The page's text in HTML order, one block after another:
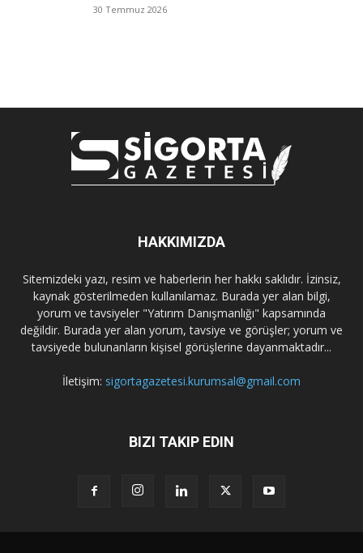
30 Temmuz 2026
HAKKIMIZDA
Sitemizdeki yazı, resim ve haberlerin her hakkı saklıdır. İzinsiz,
kaynak gösterilmeden kullanılamaz. Burada yer alan bilgi,
yorum ve tavsiyeler "Yatırım Danışmanlığı" kapsamında
değildir. Burada yer alan yorum, tavsiye ve görüşler; yorum ve
tavsiyede bulunanların kişisel görüşlerine dayanmaktadır...
İletişim: sigortagazetesi.kurumsal@gmail.com
BIZI TAKIP EDIN